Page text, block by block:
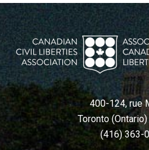
400-124, rue
Toronto
(416) 363-